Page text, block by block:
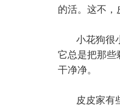
的活。这不，
小花狗很
它总是把那些
干净净。
皮皮家有